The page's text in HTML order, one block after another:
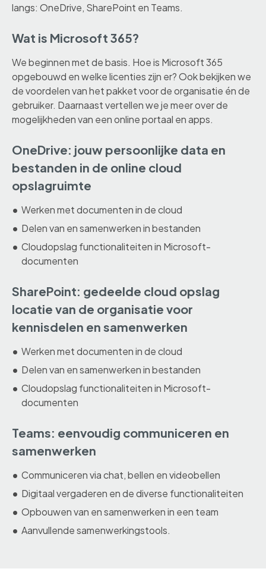
langs: OneDrive, SharePoint en Teams.
Wat is Microsoft 365?
We beginnen met de basis. Hoe is Microsoft 365
opgebouwd en welke licenties zijn er? Ook bekijken we
de voordelen van het pakket voor de organisatie én de
gebruiker. Daarnaast vertellen we je meer over de
mogelijkheden van een online portaal en apps.
OneDrive: jouw persoonlijke data en
bestanden in de online cloud
opslagruimte
Werken met documenten in de cloud
Delen van en samenwerken in bestanden
Cloudopslag functionaliteiten in Microsoft-
documenten
SharePoint: gedeelde cloud opslag
locatie van de organisatie voor
kennisdelen en samenwerken
Werken met documenten in de cloud
Delen van en samenwerken in bestanden
Cloudopslag functionaliteiten in Microsoft-
documenten
Teams: eenvoudig communiceren en
samenwerken
Communiceren via chat, bellen en videobellen
Digitaal vergaderen en de diverse functionaliteiten
Opbouwen van en samenwerken in een team
Aanvullende samenwerkingstools.